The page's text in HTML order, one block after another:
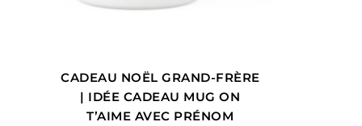
CADEAU NOËL GRAND-FRÈRE
| IDÉE CADEAU MUG ON
T’AIME AVEC PRÉNOM